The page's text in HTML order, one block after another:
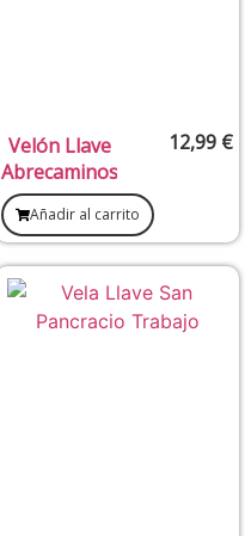
Velón Llave
Abrecaminos
12,99 €
Añadir al carrito